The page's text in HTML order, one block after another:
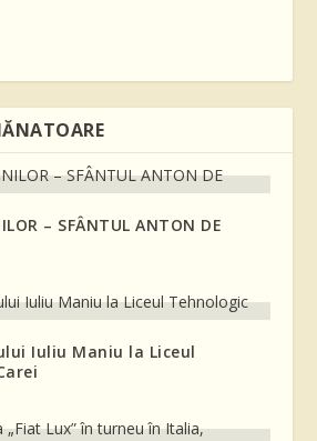
– SFÂNTUL ANTON DE
Iuliu Maniu la Liceul